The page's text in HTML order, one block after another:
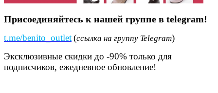
Присоединяйтесь к нашей группе в telegram!
t.me/benito_outlet(ссылка на группу Telegram)
Эксклюзивные скидки до -90% только для
подписчиков, ежедневное обновление!